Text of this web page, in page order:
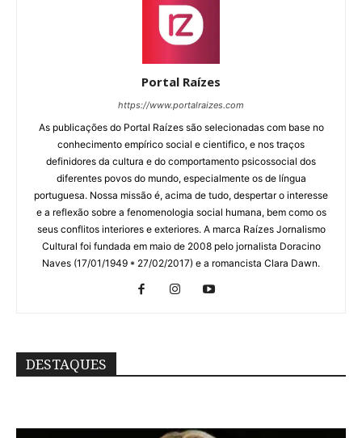
Portal Raízes
https://www.portalraizes.com
As publicações do Portal Raízes são selecionadas com base no
conhecimento empírico social e cientifico, e nos traços
definidores da cultura e do comportamento psicossocial dos
diferentes povos do mundo, especialmente os de língua
portuguesa. Nossa missão é, acima de tudo, despertar o interesse
e a reflexão sobre a fenomenologia social humana, bem como os
seus conflitos interiores e exteriores. A marca Raízes Jornalismo
Cultural foi fundada em maio de 2008 pelo jornalista Doracino
Naves (17/01/1949 * 27/02/2017) e a romancista Clara Dawn.
DESTAQUES